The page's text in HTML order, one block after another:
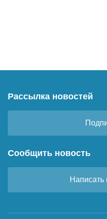
Рассылка новостей
Сообщить новость
Написать